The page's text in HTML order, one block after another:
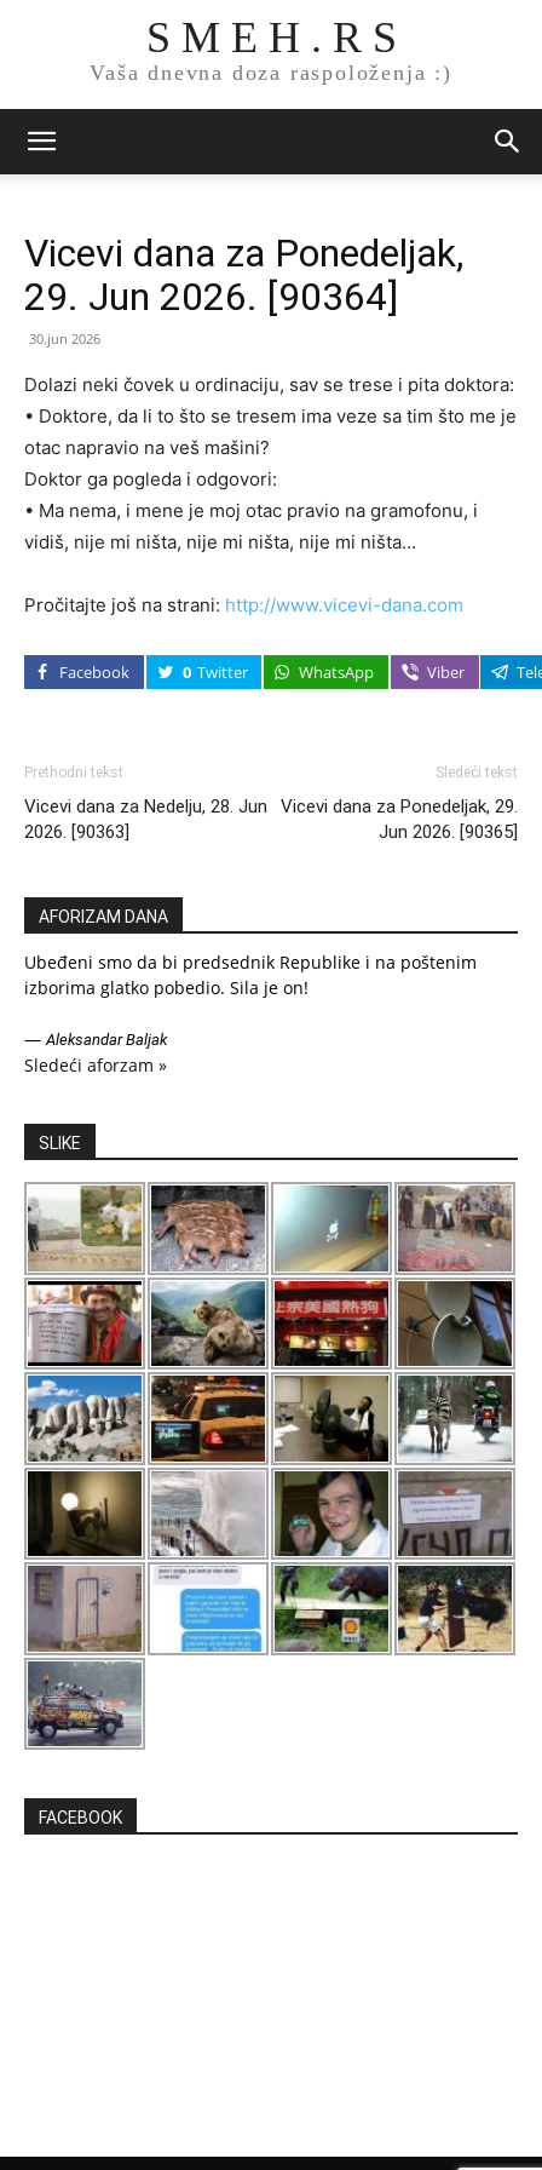
S M E H . R S
Vaša dnevna doza raspoloženja :)
Vicevi dana za Ponedeljak,
29. Jun 2026. [90364]
30.jun 2026
Dolazi neki čovek u ordinaciju, sav se trese i pita doktora:
• Doktore, da li to što se tresem ima veze sa tim što me je
otac napravio na veš mašini?
Doktor ga pogleda i odgovori:
• Ma nema, i mene je moj otac pravio na gramofonu, i
vidiš, nije mi ništa, nije mi ništa, nije mi ništa…
Pročitajte još na strani: http://www.vicevi-dana.com
Facebook 0 Twitter WhatsApp Viber
Prethodni tekst
Vicevi dana za Nedelju, 28. Jun
2026. [90363]
Sledeći tekst
Vicevi dana za Ponedeljak, 29.
Jun 2026. [90365]
AFORIZAM DANA
Ubeđeni smo da bi predsednik Republike i na poštenim
izborima glatko pobedio. Sila je on!
—Aleksandar Baljak
Sledeći aforzam »
SLIKE
FACEBOOK